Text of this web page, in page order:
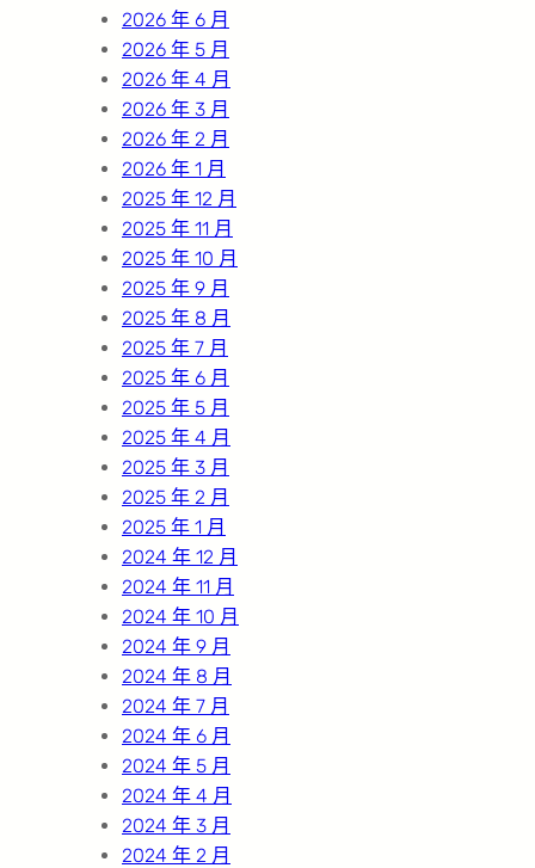
2026 年 6 月
2026 年 5 月
2026 年 4 月
2026 年 3 月
2026 年 2 月
2026 年 1 月
2025 年 12 月
2025 年 11 月
2025 年 10 月
2025 年 9 月
2025 年 8 月
2025 年 7 月
2025 年 6 月
2025 年 5 月
2025 年 4 月
2025 年 3 月
2025 年 2 月
2025 年 1 月
2024 年 12 月
2024 年 11 月
2024 年 10 月
2024 年 9 月
2024 年 8 月
2024 年 7 月
2024 年 6 月
2024 年 5 月
2024 年 4 月
2024 年 3 月
2024 年 2 月